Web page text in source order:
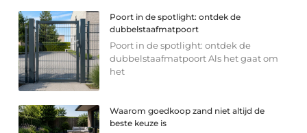
Poort in de spotlight: ontdek de
dubbelstaafmatpoort
Poort in de spotlight: ontdek de
dubbelstaafmatpoort Als het gaat om
het
Waarom goedkoop zand niet altijd de
beste keuze is